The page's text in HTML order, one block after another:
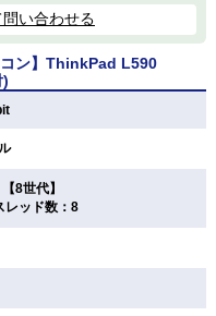
い合わせる
ン】ThinkPad L590
8世代】
レッド数：8